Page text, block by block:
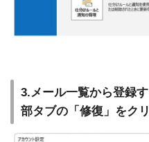
3.メール一覧から登録
部タブの「修復」をク